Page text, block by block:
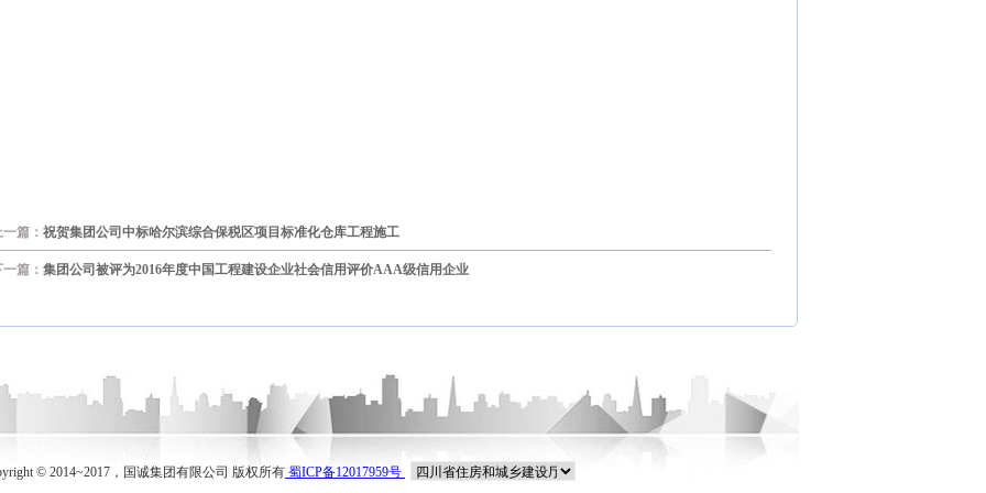
篇： 祝贺集团公司中标哈尔滨综合保税区项目标准化仓库工程施工
篇： 集团公司被评为2016年度中国工程建设企业社会信用评价AAA级信用企业
© 2014~2017，国诚集团有限公司 版权所有 蜀ICP备12017959号